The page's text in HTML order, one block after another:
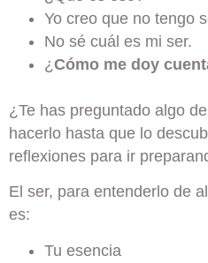
Yo creo que no tengo
No sé cuál es mi ser.
¿Cómo me doy
¿Te has preguntado algo
hacerlo hasta que lo
reflexiones para ir
El ser, para entenderlo de
es:
Tu esencia